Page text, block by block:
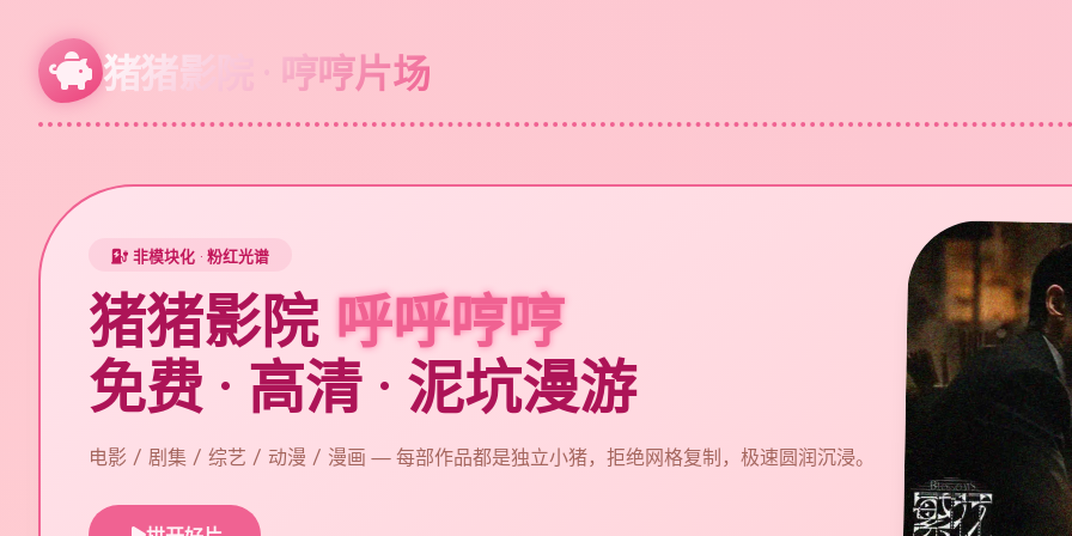
猪猪影院 · 哼哼片场
非模块化 · 粉红光谱
猪猪影院 呼呼哼哼
免费 · 高清 · 泥坑漫游
电影 / 剧集 / 综艺 / 动漫 / 漫画 — 每部作品都是独立小猪，拒绝网格复制，极速圆润沉浸。